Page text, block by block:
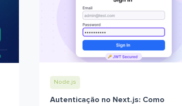
Node.js
Autenticação no Next.js: Como